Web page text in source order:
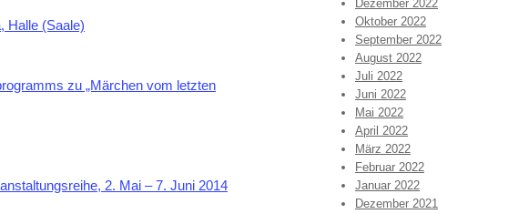
Halle (Saale)
zu „Märchen vom letzten
2. Mai – 7. Juni 2014
Dezember 2022
Oktober 2022
September 2022
August 2022
Juli 2022
Juni 2022
Mai 2022
April 2022
März 2022
Februar 2022
Januar 2022
Dezember 2021